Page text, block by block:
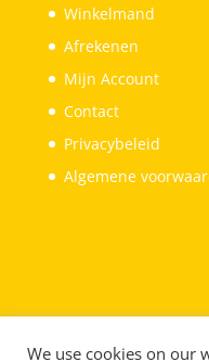
Winkelmand
Afrekenen
Mijn Account
Contact
Privacybeleid
Algemene
We use cookies on our